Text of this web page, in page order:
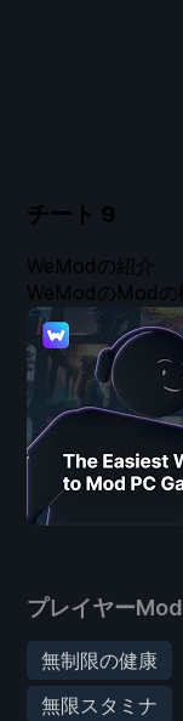
チート 9
プレイヤーMod
無制限の健康
無限スタミナ
WeModの紹介
WeModのModの